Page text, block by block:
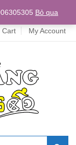
Cart My Account
Bỏ qua